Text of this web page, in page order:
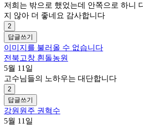
저희는 밖으로 했었는데 안쪽으로 하니
지 않아 더 좋네요 감사합니다
2
답글쓰기
이미지를 불러올 수 없습니다
전북고창 흰돌농원
5월 11일
고수님들의 노하우는 대단합니다
2
답글쓰기
강원원주 권혁수
5월 11일